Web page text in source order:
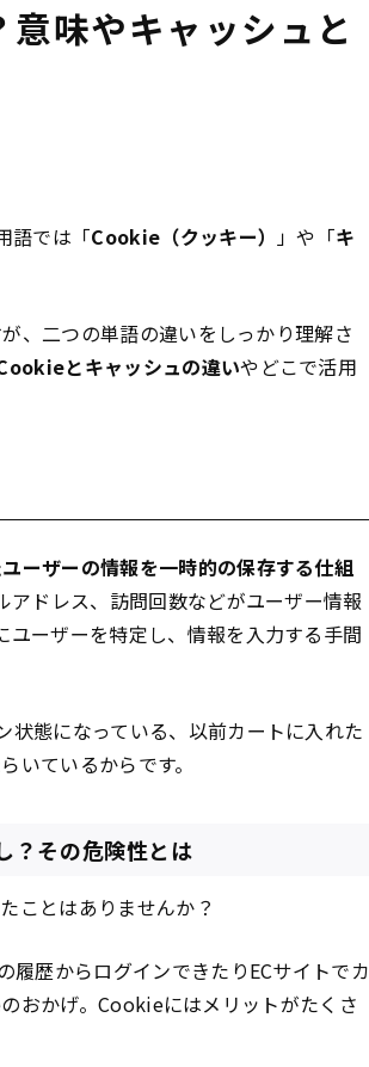
味やキャッシュと
語では「Cookie（クッキー） 」や「キ
、二つの単語の違いをしっかり理解さ
とキャッシュの違いやどこで活用
ーザーの情報を一時的の保存する仕組
アドレス、訪問回数などがユーザー情報
ユーザーを特定し、情報を入力する手間
状態になっている、以前カートに入れた
いているからです。
？その危険性とは
ことはありませんか？
履歴からログインできたりECサイトでカ
おかげ。Cookieにはメリットがたくさ